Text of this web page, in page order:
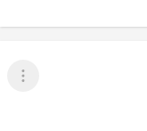
عرض